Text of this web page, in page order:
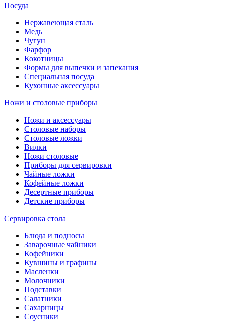
Посуда
Нержавеющая сталь
Медь
Чугун
Фарфор
Кокотницы
Формы для выпечки и запекания
Специальная посуда
Кухонные аксессуары
Ножи и столовые приборы
Ножи и аксессуары
Столовые наборы
Столовые ложки
Вилки
Ножи столовые
Приборы для сервировки
Чайные ложки
Кофейные ложки
Десертные приборы
Детские приборы
Сервировка стола
Блюда и подносы
Заварочные чайники
Кофейники
Кувшины и графины
Масленки
Молочники
Подставки
Салатники
Сахарницы
Соусники